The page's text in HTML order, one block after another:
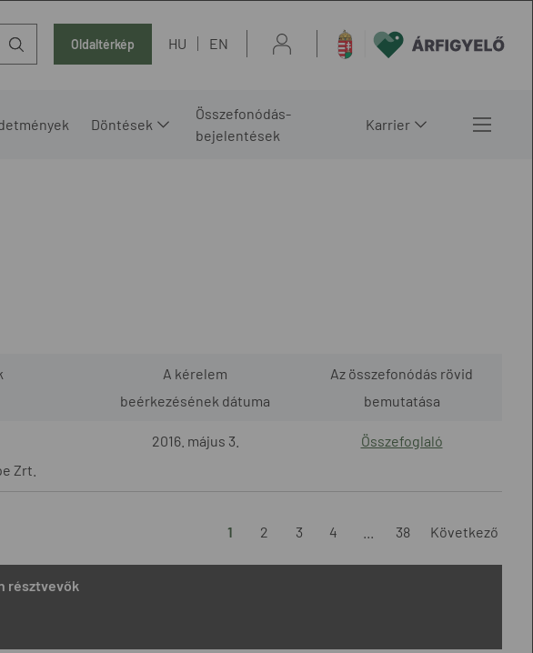
Oldaltérkép HU EN
Döntések
Összefonódás-
bejelentések
Karrier
A kérelem
beérkezésének dátuma
Az összefonódás rövid
bemutatása
Zrt.
2016. május 3. Összefoglaló
1 2 3 4 38 Következő
résztvevők